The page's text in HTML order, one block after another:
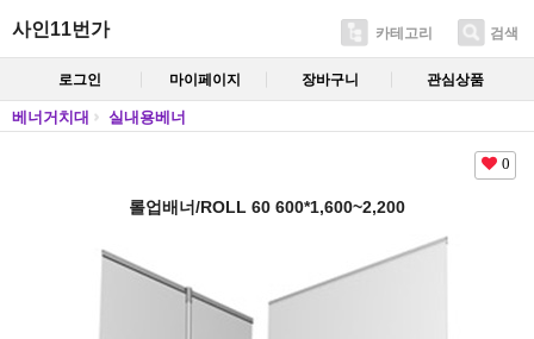
사인11번가 카테고리 검색
로그인 마이페이지 장바구니 관심상품
베너거치대 실내용베너
0
롤업배너/ROLL 60 600*1,600~2,200